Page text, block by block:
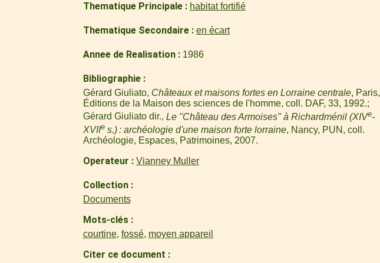
Thematique Principale habitat fortifié
Thematique Secondaire en écart
Annee de Realisation 1986
Bibliographie
Gérard Giuliato, Châteaux et maisons fortes en Lorraine centrale, Paris,
Éditions de la Maison des sciences de l'homme, coll. DAF, 33, 1992.
Gérard Giuliato dir., Le "Château des Armoises" à Richardménil (XIVe-
XVIIes.) : archéologie d'une maison forte lorraine, Nancy, PUN, coll.
Archéologie, Espaces, Patrimoines, 2007.
Operateur Vianney Muller
Collection
Documents
Mots-clés
courtine, fossé, moyen appareil
Citer ce document